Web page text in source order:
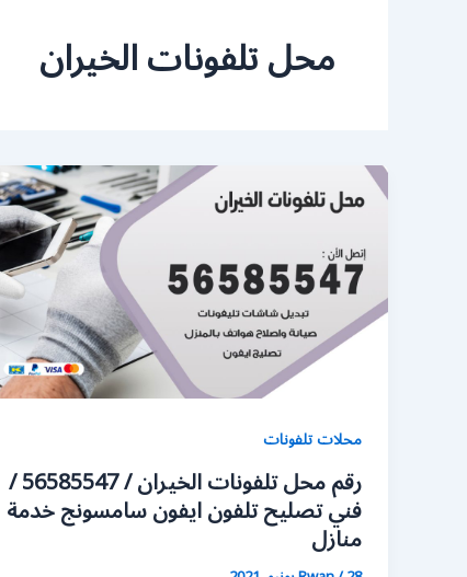
محل تلفونات الخيران
محلات تلفونات
رقم محل تلفونات الخيران / 56585547 /
فني تصليح تلفون ايفون سامسونج خدمة
منازل